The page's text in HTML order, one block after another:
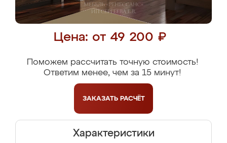
Цена: от 49 200 ₽
Поможем рассчитать точную стоимость!
Ответим менее, чем за 15 минут!
ЗАКАЗАТЬ РАСЧЁТ
Характеристики